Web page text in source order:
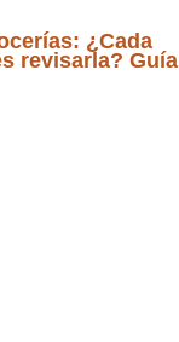
¿Cada
revisarla? Guía